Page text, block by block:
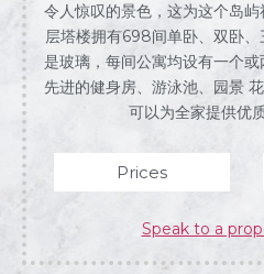
令人惊叹的景色，这为这个岛
层塔楼拥有698间单卧、双卧
是玻璃，每间公寓均设有一个
先进的健身房、游泳池、园景
可以为全家提供优
Prices
Speak to a